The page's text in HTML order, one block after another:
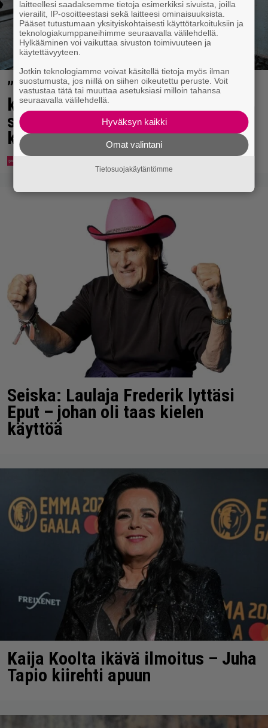
”Mitä isompi vehje, sen paremmin
kulkee” – Susanna Penttilä
suuntasi Bangbussinsa Helsingin
keskustaan
Seiska: Laulaja Frederik lyttäsi
Eput – johan oli taas kielen
käyttöä
Kaija Koolta ikävä ilmoitus – Juha
Tapio kiirehti apuun
laitteellesi saadaksemme tietoja esimerkiksi sivuista, joilla
vierailit, IP-osoitteestasi sekä laitteesi ominaisuuksista.
Pääset tutustumaan yksityiskohtaisesti käyttötarkoituksiin ja
teknologiakumppaneihimme seuraavalla välilehdellä.
Hylkääminen voi vaikuttaa sivuston toimivuuteen ja
käytettävyyteen.
Jotkin teknologiamme voivat käsitellä tietoja myös ilman
suostumusta, jos niillä on siihen oikeutettu peruste. Voit
vastustaa tätä tai muuttaa asetuksiasi milloin tahansa
seuraavalla välilehdellä.
Hyväksyn kaikki
Omat valintani
Tietosuojakäytäntömme